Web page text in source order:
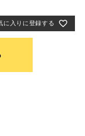
に入りに登録する